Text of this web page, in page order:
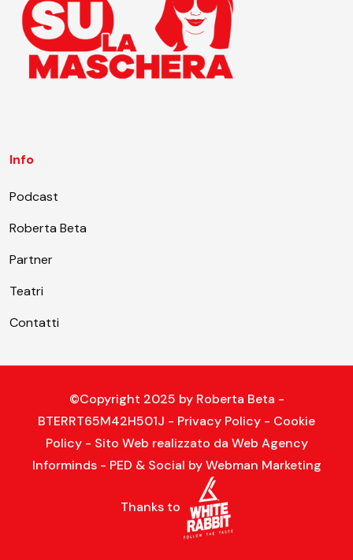
Info
Podcast
Roberta Beta
Partner
Teatri
Contatti
©Copyright 2025 by Roberta Beta -
BTERRT65M42H501J - Privacy Policy - Cookie
Policy- Sito Web realizzato da Web Agency
Informinds- PED & Social byWebman Marketing
Thanks to